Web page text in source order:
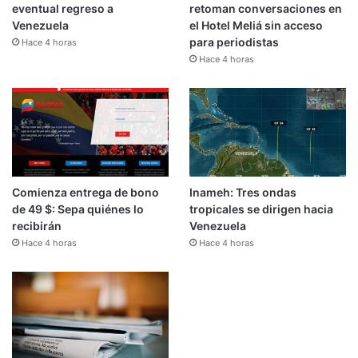
eventual regreso a
Venezuela
Hace 4 horas
retoman conversaciones en
el Hotel Meliá sin acceso
para periodistas
Hace 4 horas
Comienza entrega de bono
de 49 $: Sepa quiénes lo
recibirán
Hace 4 horas
Inameh: Tres ondas
tropicales se dirigen hacia
Venezuela
Hace 4 horas